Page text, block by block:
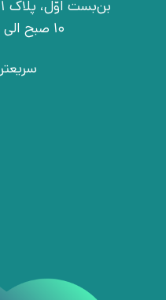
10 صبح الی 15 (3 بعد از ظهر) - قبل از تشریف آوردن تماس بگیرید